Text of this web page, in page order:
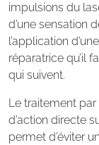
impulsions du
d’une sensation
l’application
réparatrice qu’il
qui suivent.
Le traitement par
d’action directe
permet d’éviter